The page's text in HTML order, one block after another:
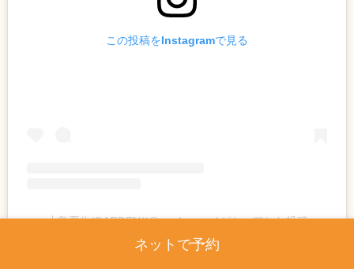
この投稿をInstagramで見る
小島夏生/GARDEN/(@gardenatsu)がシェアした投稿
ネットで予約